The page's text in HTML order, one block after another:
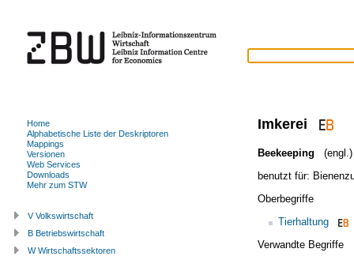
Imkerei
Beekeeping
(engl.)
benutzt für:
Oberbegriffe
Tierhaltung
Verwandte Begriffe
Home
Alphabetische Liste der Deskriptoren
Mappings
Versionen
Web Services
Downloads
Mehr zum STW
V Volkswirtschaft
B Betriebswirtschaft
W Wirtschaftssektoren